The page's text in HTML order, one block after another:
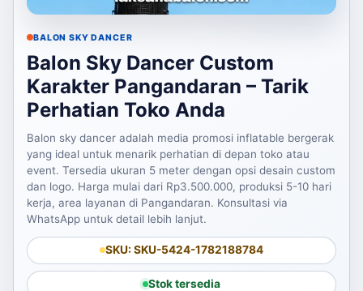
BALON SKY DANCER
Balon Sky Dancer Custom
Karakter Pangandaran – Tarik
Perhatian Toko Anda
Balon sky dancer adalah media promosi inflatable bergerak
yang ideal untuk menarik perhatian di depan toko atau
event. Tersedia ukuran 5 meter dengan opsi desain custom
dan logo. Harga mulai dari Rp3.500.000, produksi 5-10 hari
kerja, area layanan di Pangandaran. Konsultasi via
WhatsApp untuk detail lebih lanjut.
SKU: SKU-5424-1782188784
Stok tersedia